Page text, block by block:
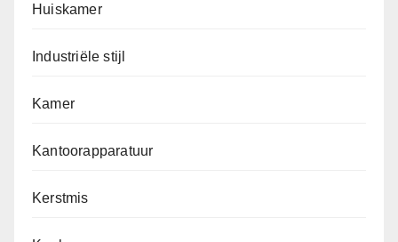
Huiskamer
Industriële stijl
Kamer
Kantoorapparatuur
Kerstmis